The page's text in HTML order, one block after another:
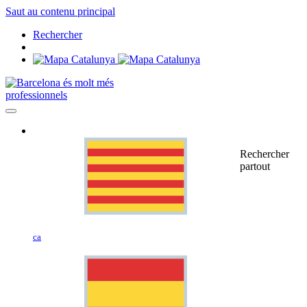
Saut au contenu principal
Rechercher
professionnels
ca
Rechercher
partout